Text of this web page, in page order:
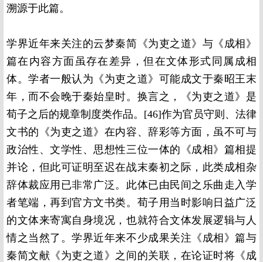
溯源于此篇。
学界近年来关注的云梦秦简《为吏之道》与《成相》
篇在内容方面虽存在差异，但在文体形式同属成相
体。学者一般认为《为吏之道》可能成文于秦昭王末
年，而不会晚于秦始皇时。换言之，《为吏之道》是
荀子之后的规章制度类作品。[46]作为官员守则、法律
文书的《为吏之道》在内容、辞彩等方面，虽不可与
政治性、文学性、思想性三位一体的《成相》篇相提
并论，但此可证明至迟在战末秦初之际，此类成相杂
辞体裁应用已非常广泛。此体已由民间之乐曲走入学
者笔端，再到官方文书类。荀子用当时影响日益广泛
的文体来寄寓自身境况，也就符合文体发展逻辑与人
情之当然了。学界近年来不少成果关注《成相》篇与
秦简文献《为吏之道》之间的关联，在论证时将《成